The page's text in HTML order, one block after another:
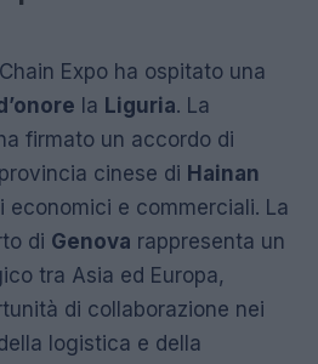
Expo ha ospitato una
la Liguria. La
firmato un accordo di
cinese di Hainan
economici e commerciali. La
di Genova rappresenta un
tra Asia ed Europa,
di collaborazione nei
logistica e della